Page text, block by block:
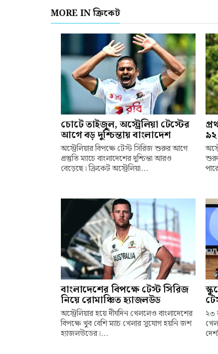
MORE IN ক্রিকেট
চোটে তাইজুল, অস্ট্রেলিয়া টেস্টের
আগে বড় দুশ্চিন্তায় বাংলাদেশ
অস্ট্রেলিয়ার বিপক্ষে টেস্ট সিরিজ শুরুর আগে
প্রস্তুতি ম্যাচে বাংলাদেশের দুশ্চিন্তা আরও
বেড়েছে। ক্রিকেট অস্ট্রেলিয়া...
৯২
বাংলাদেশের বিপক্ষে টেস্ট সিরিজ
নিয়ে রোমাঞ্চিত হ্যাজলউড
অস্ট্রেলিয়ার হয়ে দীর্ঘদিন খেললেও বাংলাদেশের
বিপক্ষে খুব বেশি ম্যাচ খেলার সুযোগ হয়নি জশ
হ্যাজলউডের।...
২৩